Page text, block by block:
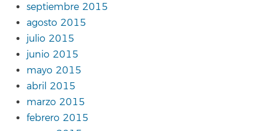
septiembre 2015
agosto 2015
julio 2015
junio 2015
mayo 2015
abril 2015
marzo 2015
febrero 2015